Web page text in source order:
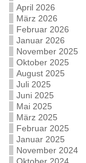
April 2026
März 2026
Februar 2026
Januar 2026
November 2025
Oktober 2025
August 2025
Juli 2025
Juni 2025
Mai 2025
März 2025
Februar 2025
Januar 2025
November 2024